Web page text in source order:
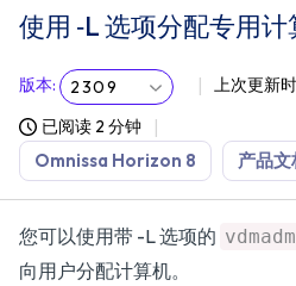
使用 ‑L 选项分配专用
版本: 2309 上次更新
已阅读 2 分钟
Omnissa Horizon 8 产品文
您可以使用带 -L 选项的
向用户分配计算机。